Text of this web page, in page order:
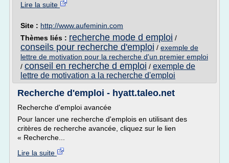
Lire la suite
Site : http://www.aufeminin.com
Thèmes liés : recherche mode d emploi /
conseils pour recherche d'emploi / exemple de
lettre de motivation pour la recherche d'un premier emploi
/ conseil en recherche d emploi / exemple de
lettre de motivation a la recherche d'emploi
Recherche d'emploi - hyatt.taleo.net
Recherche d'emploi avancée
Pour lancer une recherche d'emplois en utilisant des
critères de recherche avancée, cliquez sur le lien
« Recherche...
Lire la suite